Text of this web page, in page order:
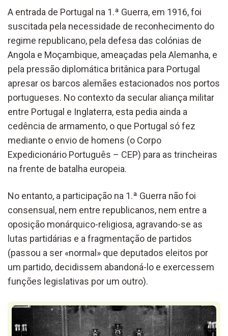
A entrada de Portugal na 1.ª Guerra, em 1916, foi
suscitada pela necessidade de reconhecimento do
regime republicano, pela defesa das colónias de
Angola e Moçambique, ameaçadas pela Alemanha, e
pela pressão diplomática britânica para Portugal
apresar os barcos alemães estacionados nos portos
portugueses. No contexto da secular aliança militar
entre Portugal e Inglaterra, esta pedia ainda a
cedência de armamento, o que Portugal só fez
mediante o envio de homens (o Corpo
Expedicionário Português – CEP) para as trincheiras
na frente de batalha europeia.
No entanto, a participação na 1.ª Guerra não foi
consensual, nem entre republicanos, nem entre a
oposição monárquico-religiosa, agravando-se as
lutas partidárias e a fragmentação de partidos
(passou a ser «normal» que deputados eleitos por
um partido, decidissem abandoná-lo e exercessem
funções legislativas por um outro).